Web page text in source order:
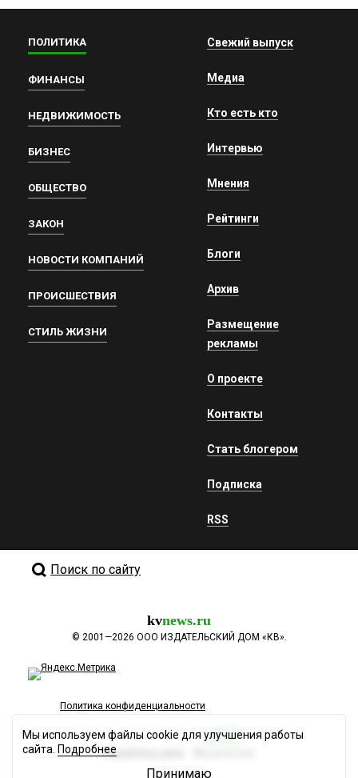
ПОЛИТИКА
ФИНАНСЫ
НЕДВИЖИМОСТЬ
БИЗНЕС
ОБЩЕСТВО
ЗАКОН
НОВОСТИ КОМПАНИЙ
ПРОИСШЕСТВИЯ
СТИЛЬ ЖИЗНИ
Свежий выпуск
Медиа
Кто есть кто
Интервью
Мнения
Рейтинги
Блоги
Архив
Размещение
рекламы
О проекте
Контакты
Стать блогером
Подписка
RSS
Поиск по сайту
kvnews.ru
© 2001—2026 ООО ИЗДАТЕЛЬСКИЙ ДОМ «КВ».
Политика конфиденциальности
Разработка сайта
Мы используем файлы cookie для улучшения работы
сайта. Подробнее
Принимаю